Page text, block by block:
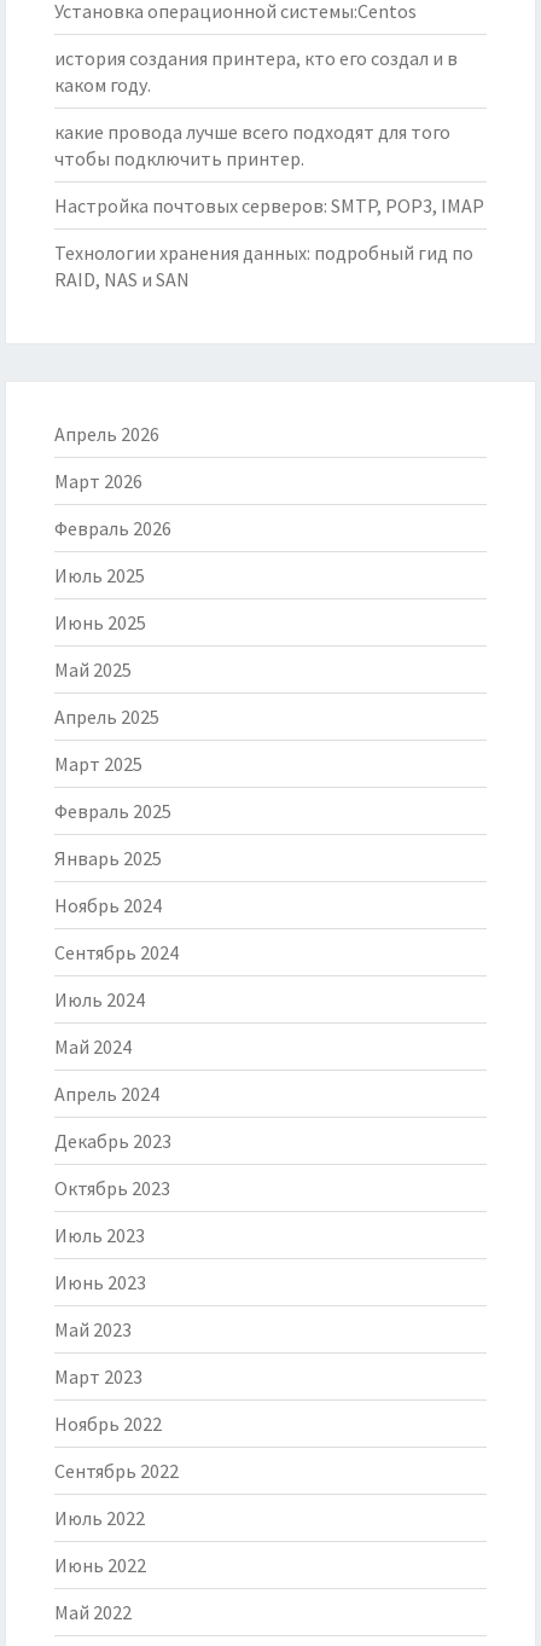
Установка операционной системы:Centos
история создания принтера, кто его создал и в
каком году.
какие провода лучше всего подходят для того
чтобы подключить принтер.
Настройка почтовых серверов: SMTP, POP3, IMAP
Технологии хранения данных: подробный гид по
RAID, NAS и SAN
Апрель 2026
Март 2026
Февраль 2026
Июль 2025
Июнь 2025
Май 2025
Апрель 2025
Март 2025
Февраль 2025
Январь 2025
Ноябрь 2024
Сентябрь 2024
Июль 2024
Май 2024
Апрель 2024
Декабрь 2023
Октябрь 2023
Июль 2023
Июнь 2023
Май 2023
Март 2023
Ноябрь 2022
Сентябрь 2022
Июль 2022
Июнь 2022
Май 2022